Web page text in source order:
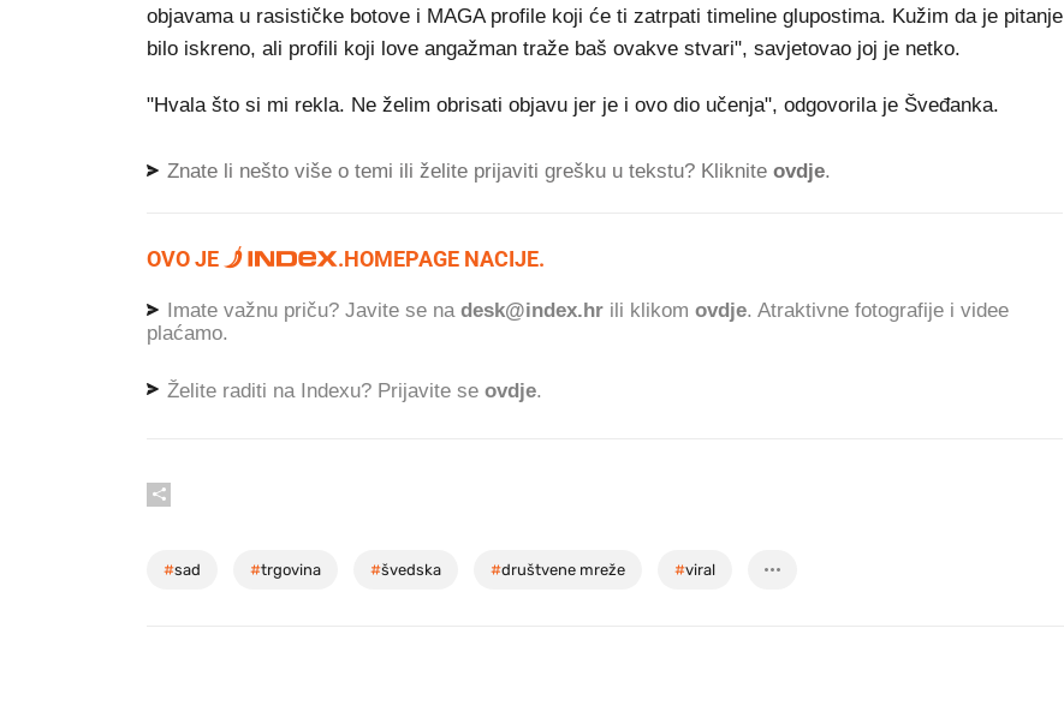
objavama u rasističke botove i MAGA profile koji će ti zatrpati timeline glupostima. Kužim da je pitanje
bilo iskreno, ali profili koji love angažman traže baš ovakve stvari", savjetovao joj je netko.
"Hvala što si mi rekla. Ne želim obrisati objavu jer je i ovo dio učenja", odgovorila je Šveđanka.
Znate li nešto više o temi ili želite prijaviti grešku u tekstu? Kliknite ovdje.
OVO JE .HOMEPAGE NACIJE.
Imate važnu priču? Javite se na desk@index.hr ili klikom ovdje. Atraktivne fotografije i videe
plaćamo.
Želite raditi na Indexu? Prijavite se ovdje.
#sad #trgovina #švedska #društvene mreže #viral